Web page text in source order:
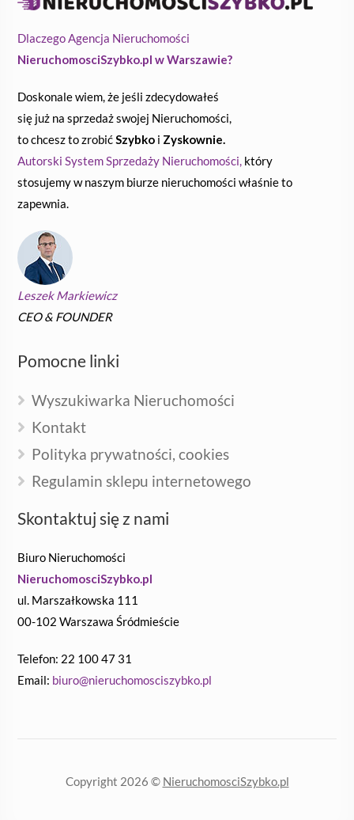
Dlaczego Agencja Nieruchomości
NieruchomosciSzybko.pl w Warszawie?
Doskonale wiem, że jeśli zdecydowałeś
się już na sprzedaż swojej Nieruchomości,
to chcesz to zrobićSzybko i Zyskownie.
Autorski System Sprzedaży Nieruchomości, który
stosujemy w naszym biurze nieruchomości właśnie to
zapewnia.
Leszek Markiewicz
CEO & FOUNDER
Pomocne linki
Wyszukiwarka Nieruchomości
Kontakt
Polityka prywatności, cookies
Regulamin sklepu internetowego
Skontaktuj się z nami
Biuro Nieruchomości
NieruchomosciSzybko.pl
ul. Marszałkowska 111
00-102 Warszawa Śródmieście
Telefon: 22 100 47 31
Email: biuro@nieruchomosciszybko.pl
Copyright 2026 © NieruchomosciSzybko.pl